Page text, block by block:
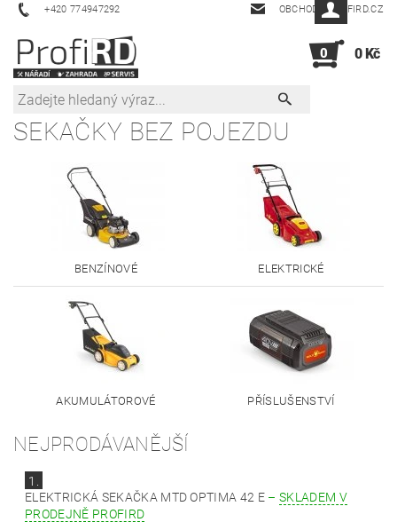
+420 774947292 OBCHOD@PROFIRD.CZ
0 0 Kč
SEKAČKY BEZ POJEZDU
BENZÍNOVÉ ELEKTRICKÉ
AKUMULÁTOROVÉ PŘÍSLUŠENSTVÍ
NEJPRODÁVANĚJŠÍ
1.
ELEKTRICKÁ SEKAČKA MTD OPTIMA 42 E – SKLADEM V
PRODEJNĚ PROFIRD